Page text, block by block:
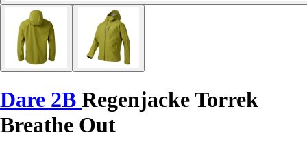
Dare 2B Regenjacke Torrek
Breathe Out